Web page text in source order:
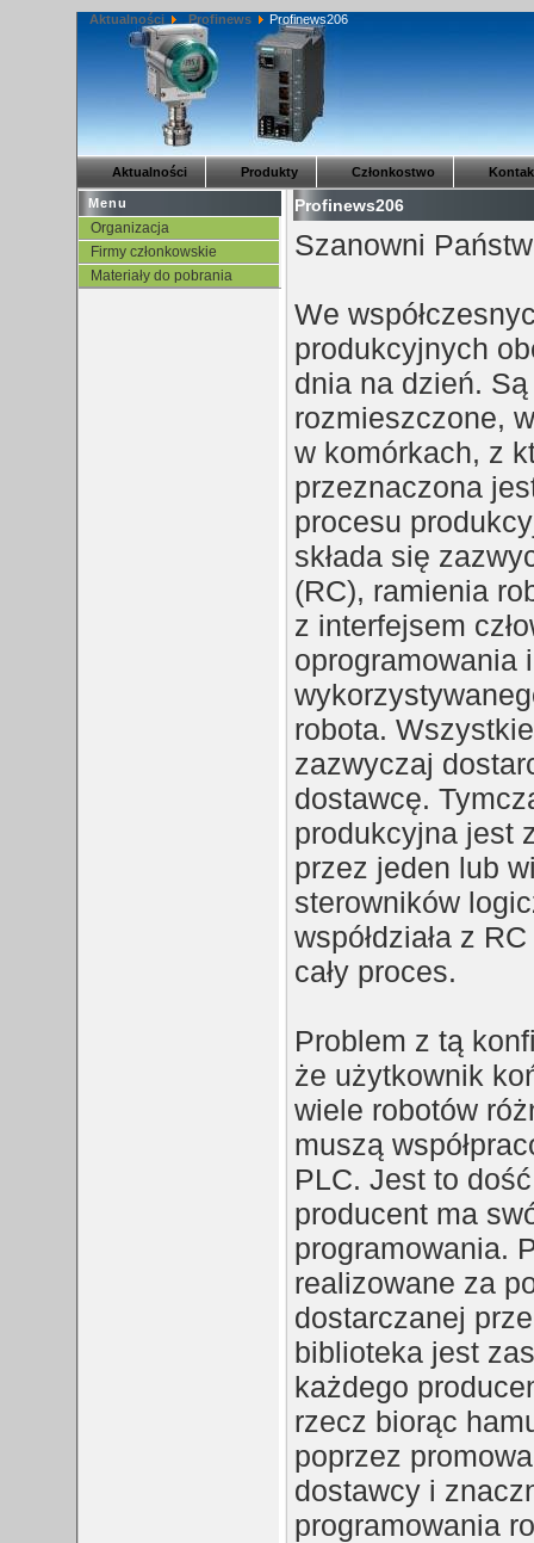
Aktualności Profinews Profinews206
Transmenu
powered
JoomlArt.com
Mambo
Joomla
Professional
Templates
Aktualności Produkty Członkostwo
Menu
Organizacja
Firmy członkowskie
Materiały do pobrania
Profinews206
Szanowni
We
produkcyjnych
dnia na dzień.
rozmieszczone,
w komórkach, z
przeznaczona
procesu
składa się
(RC), ramienia
z interfejsem
oprogramowania
robota.
zazwyczaj
dostawcę.
produkcyjna jest
przez jeden lub
sterowników
współdziała z
cały proces.
Problem z tą
że użytkownik
wiele robotów
muszą
PLC. Jest to
producent ma
programowania.
realizowane za
dostarczanej
biblioteka jest
każdego
rzecz biorąc
poprzez
dostawcy i
programowania
Transmenu
powered
JoomlArt.com
Mambo
Joomla
Professional
Templates